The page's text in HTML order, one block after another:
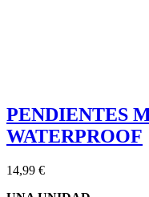
PENDIENTES
WATERPROOF
14,99 €